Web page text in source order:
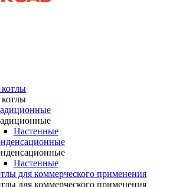
котлы
котлы
Настенные
Настенные
для коммерческого применения
для коммерческого применения